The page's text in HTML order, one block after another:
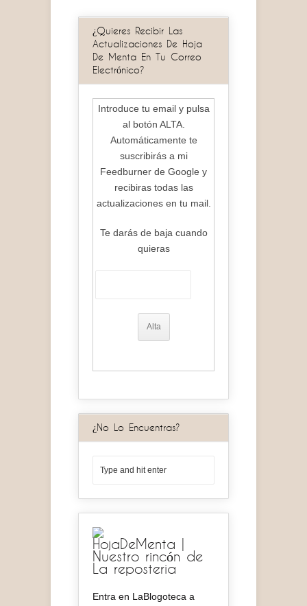
¿Quieres Recibir Las
Actualizaciones De Hoja
De Menta En Tu Correo
Electrónico?
Introduce tu email y pulsa
al botón ALTA.
Automáticamente te
suscribirás a mi
Feedburner de Google y
recibiras todas las
actualizaciones en tu mail.
Te darás de baja cuando
quieras
¿No Lo Encuentras?
HojaDeMenta |
Nuestro rincón de
La reposteria
Entra en LaBlogoteca a